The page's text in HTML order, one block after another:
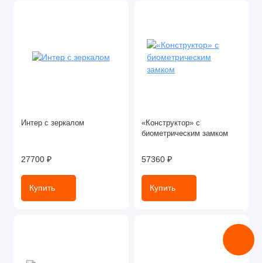
Интер с зеркалом
27700 ₽
Купить
«Конструктор» с
биометрическим замком
57360 ₽
Купить